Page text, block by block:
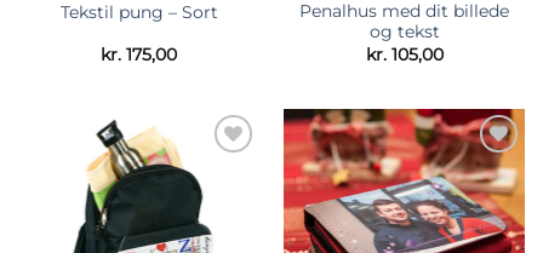
Tekstil pung – Sort
kr. 175,00
Penalhus med dit billede
og tekst
kr.105,00
Tilføj til
ønskeliste
Tilføj til
ønskeliste